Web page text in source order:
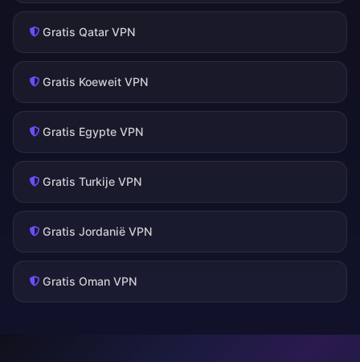
Gratis Qatar VPN
Gratis Koeweit VPN
Gratis Egypte VPN
Gratis Turkije VPN
Gratis Jordanië VPN
Gratis Oman VPN